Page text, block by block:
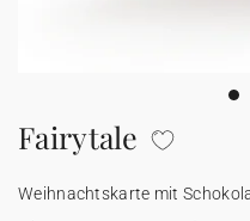
Fairytale
Weihnachtskarte mit